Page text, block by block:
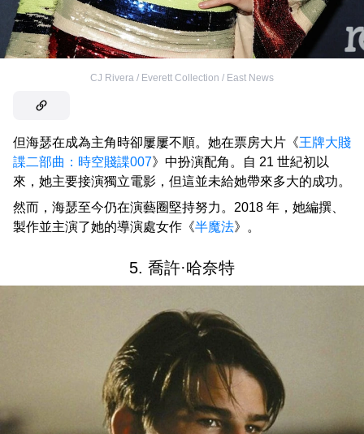
CJ Rivera / Everett Collection / East News
但海瑟在成為主角時卻屢屢不順。她在票房大片《王牌大賤
諜二部曲：時空賤諜007》中扮演配角。自 21 世紀初以
來，她主要接演獨立電影，但這並未給她帶來多大的成功。
然而，海瑟至今仍在演藝圈堅持努力。2018 年，她編撰、
製作並主演了她的導演處女作《半魔法》。
5. 喬許·哈奈特